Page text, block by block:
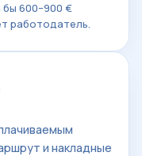
600–900 €
работодатель.
и накладные